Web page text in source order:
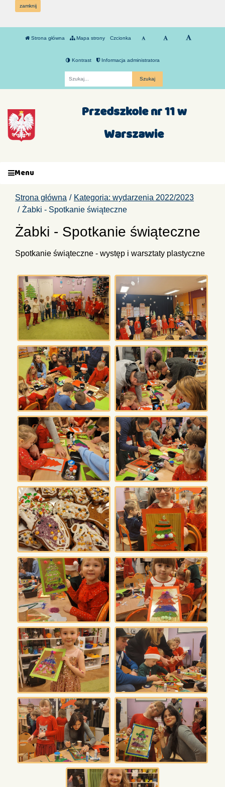
zamknij
Strona główna Mapa strony Czcionka
Kontrast Informacja administratora
Przedszkole nr 11 w
Warszawie
Menu
Strona główna
Kategoria: wydarzenia 2022/2023
Żabki - Spotkanie świąteczne
Żabki - Spotkanie świąteczne
Spotkanie świąteczne - występ i warsztaty plastyczne